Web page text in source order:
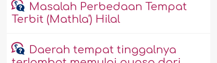
Masalah Perbedaan Tempat
Terbit (Mathla') Hilal
Daerah tempat tinggalnya